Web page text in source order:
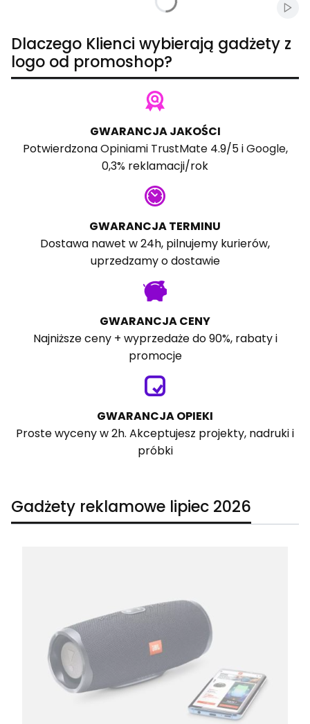
Dlaczego Klienci wybierają gadżety z
logo od promoshop?
GWARANCJA JAKOŚCI
PotwierdzonaOpiniami TrustMate4.9/5 iGoogle,
0,3% reklamacji/rok
GWARANCJA TERMINU
Dostawa nawet w 24h, pilnujemy kurierów,
uprzedzamy o dostawie
GWARANCJA CENY
Najniższe ceny + wyprzedaże do 90%, rabaty i
promocje
GWARANCJA OPIEKI
Proste wyceny w 2h. Akceptujesz projekty, nadruki i
próbki
Gadżety reklamowe lipiec 2026